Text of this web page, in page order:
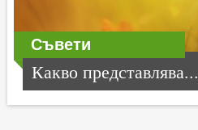
Съвети
Какво представлява...